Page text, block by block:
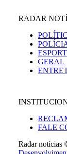
RADAR
GERAL
FALE
Radar notícias